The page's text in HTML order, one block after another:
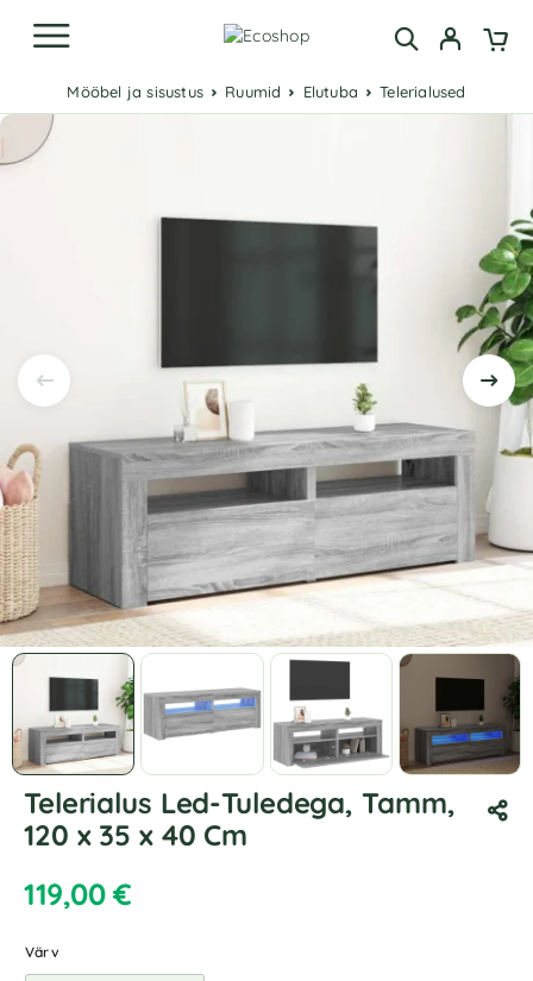
Mööbel ja sisustus Ruumid Elutuba Telerialused
Telerialus Led-Tuledega, Tamm,
120 x 35 x 40 Cm
119,00€
Värv